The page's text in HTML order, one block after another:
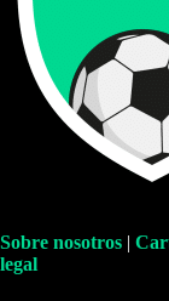
Sobre nosotros |
legal